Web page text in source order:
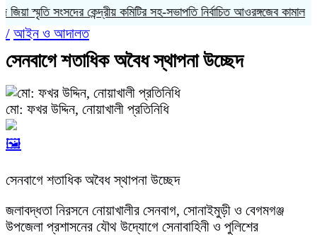
স্মৃতি সংসদের কেন্দ্রীয় কমিটির সহ-সভাপতি নির্বাচিত আওরঙ্গজেব কামাল
/ আইন ও আদালত
সেনবাগে শতাধিক অবৈধ স্থাপনা উচ্ছেদ
মো: ফখর উদ্দিন, নোয়াখালী প্রতিনিধি
🖼️
সেনবাগে শতাধিক অবৈধ স্থাপনা উচ্ছেদ
জলাবদ্ধতা নিরসনে নোয়াখালীর সেনবাগ, সোনাইমুড়ী ও বেগমগঞ্জ
উপজেলা প্রশাসনের যৌথ উদ্যোগে সেনাবাহিনী ও পুলিশের